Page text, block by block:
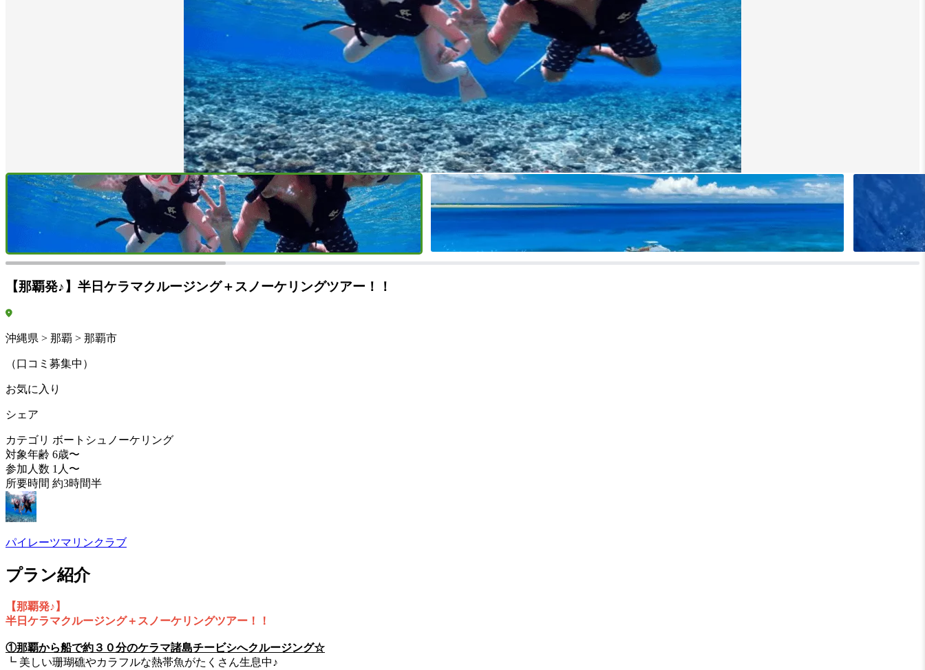
【那覇発♪】半日ケラマクルージング＋スノーケリングツアー！！
沖縄県 > 那覇 > 那覇市
（口コミ募集中）
お気に入り
シェア
カテゴリ ボートシュノーケリング
対象年齢 6歳〜
参加人数 1人〜
所要時間 約3時間半
パイレーツマリンクラブ
プラン紹介
【那覇発♪】
半日ケラマクルージング＋スノーケリングツアー！！
①那覇から船で約３０分のケラマ諸島チービシへクルージング☆
┗ 美しい珊瑚礁やカラフルな熱帯魚がたくさん生息中♪